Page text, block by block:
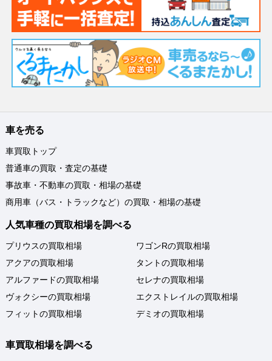
車を売る
車買取トップ
普通車の買取・査定の基礎
事故車・不動車の買取・相場の基礎
商用車（バス・トラックなど）の買取・相場の基礎
人気車種の買取相場を調べる
プリウスの買取相場
アクアの買取相場
アルファードの買取相場
ヴォクシーの買取相場
フィットの買取相場
ワゴンRの買取相場
タントの買取相場
セレナの買取相場
エクストレイルの買取相場
デミオの買取相場
車買取相場を調べる